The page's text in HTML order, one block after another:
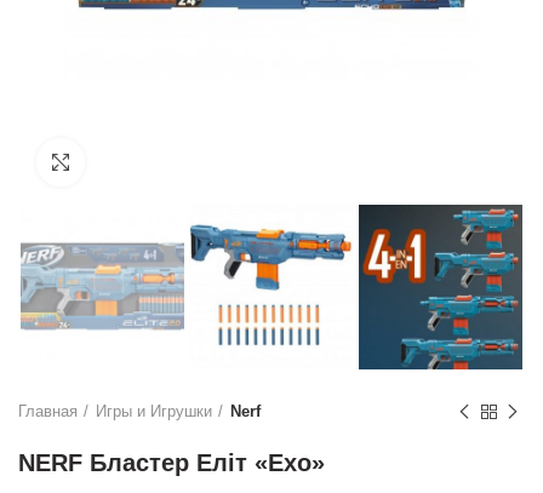
Главная Игры и Игрушки Nerf
NERF Бластер Еліт «Ехо»